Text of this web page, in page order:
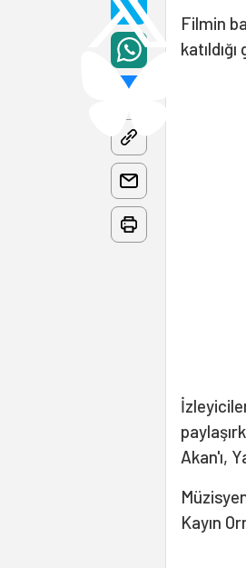
Filmin
Akan'ı,
Kayın